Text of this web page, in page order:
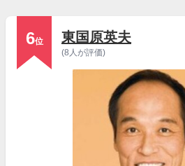
6位 東国原英夫
(8人が評価)